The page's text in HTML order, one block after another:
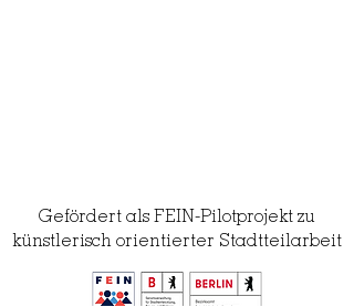
Gefördert als FEIN-Pilotprojekt zu
künstlerisch orientierter Stadtteilarbeit